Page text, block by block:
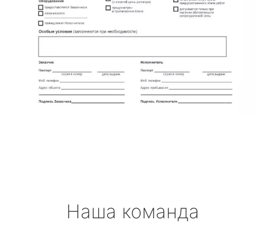
Наша команда